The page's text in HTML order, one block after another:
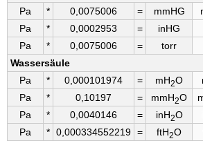
Pa
* 0,0075006 = mmHG
Pa
* 0,0002953 = inHG
Pa
* 0,0075006 = torr
Wassersäule
Pa
* 0,000101974 = mH2O
Pa
* 0,10197 = mmH2O
Pa
* 0,0040146 = inH2O
Pa
* 0,000334552219 = ftH2O